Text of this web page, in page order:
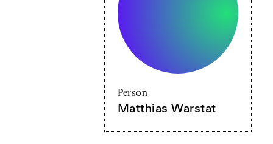
Person
Matthias Warstat